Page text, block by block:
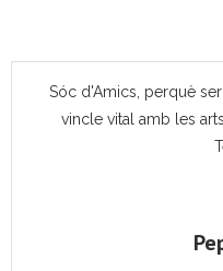
Sóc d'Amics, perquè
vincle vital amb les